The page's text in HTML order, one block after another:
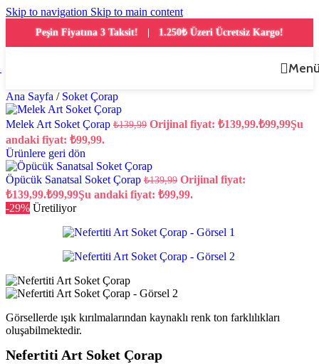
Skip to navigation Skip to main content
Peşin Fiyatına 3 Taksit! 1.250₺ Üzeri Ücretsiz Kargo!
Ana Sayfa / Soket Çorap
Melek Art Soket Çorap ₺139,99 Orijinal fiyat: ₺139,99.₺99,99Şu
andaki fiyat: ₺99,99.
Ürünlere geri dön
Öpücük Sanatsal Soket Çorap ₺139,99 Orijinal fiyat:
₺139,99.₺99,99Şu andaki fiyat: ₺99,99.
-29% Üretiliyor
Görsellerde ışık kırılmalarından kaynaklı renk ton farklılıkları
oluşabilmektedir.
Nefertiti Art Soket Çorap